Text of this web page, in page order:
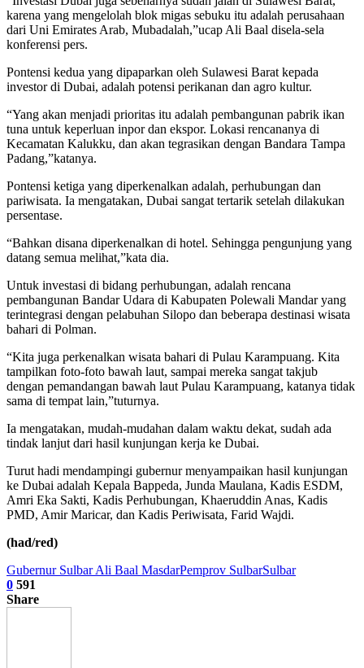
karena yang mengelolah blok migas sebuku itu adalah perusahaan
dari Uni Emirates Arab, Mubadalah,”ucap Ali Baal disela-sela
konferensi pers.
Pontensi kedua yang dipaparkan oleh Sulawesi Barat kepada
investor di Dubai, adalah potensi perikanan dan agro kultur.
“Yang akan menjadi prioritas itu adalah pembangunan pabrik ikan
tuna untuk keperluan inpor dan ekspor. Lokasi rencananya di
Kecamatan Kalukku, dan akan tegrasikan dengan Bandara Tampa
Padang,”katanya.
Pontensi ketiga yang diperkenalkan adalah, perhubungan dan
pariwisata. Ia mengatakan, Dubai sangat tertarik setelah dilakukan
persentase.
“Bahkan disana diperkenalkan di hotel. Sehingga pengunjung yang
datang semua melihat,”kata dia.
Untuk investasi di bidang perhubungan, adalah rencana
pembangunan Bandar Udara di Kabupaten Polewali Mandar yang
terintegrasi dengan pelabuhan Silopo dan beberapa destinasi wisata
bahari di Polman.
“Kita juga perkenalkan wisata bahari di Pulau Karampuang. Kita
tampilkan foto-foto bawah laut, sampai mereka sangat takjub
dengan pemandangan bawah laut Pulau Karampuang, katanya tidak
sama di tempat lain,”tuturnya.
Ia mengatakan, mudah-mudahan dalam waktu dekat, sudah ada
tindak lanjut dari hasil kunjungan kerja ke Dubai.
Turut hadi mendampingi gubernur menyampaikan hasil kunjungan
ke Dubai adalah Kepala Bappeda, Junda Maulana, Kadis ESDM,
Amri Eka Sakti, Kadis Perhubungan, Khaeruddin Anas, Kadis
PMD, Amir Maricar, dan Kadis Periwisata, Farid Wajdi.
(had/red)
Gubernur Sulbar Ali Baal MasdarPemprov SulbarSulbar
0 591
Share